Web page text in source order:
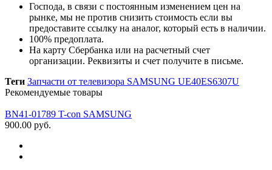
Господа, в связи с постоянным изменением цен на
рынке, мы не против снизить стоимость если вы
предоставите ссылку на аналог, который есть в наличии.
100% предоплата.
На карту Сбербанка или на расчетный счет
организации. Реквизиты и счет получите в письме.
Теги Запчасти от телевизора SAMSUNG UE40ES6307U
Рекомендуемые товары
BN41-01789 T-con SAMSUNG
900.00 руб.